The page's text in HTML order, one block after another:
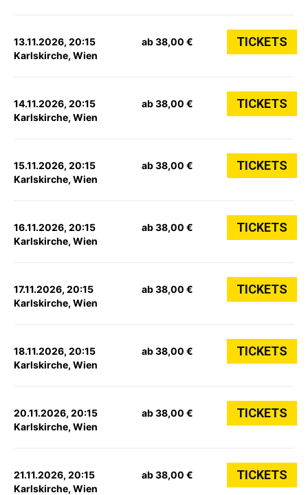
13.11.2026, 20:15
Karlskirche, Wien
ab 38,00 € TICKETS
14.11.2026, 20:15
Karlskirche, Wien
ab 38,00 € TICKETS
15.11.2026, 20:15
Karlskirche, Wien
ab 38,00 € TICKETS
16.11.2026, 20:15
Karlskirche, Wien
ab 38,00 € TICKETS
17.11.2026, 20:15
Karlskirche, Wien
ab 38,00 € TICKETS
18.11.2026, 20:15
Karlskirche, Wien
ab 38,00 € TICKETS
20.11.2026, 20:15
Karlskirche, Wien
ab 38,00 € TICKETS
21.11.2026, 20:15
Karlskirche, Wien
ab 38,00 € TICKETS